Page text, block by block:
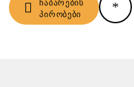
პირობები